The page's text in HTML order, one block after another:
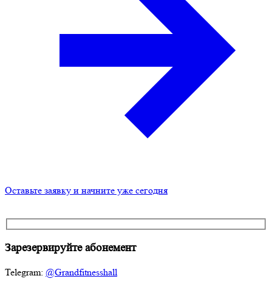
Оставьте заявку и начните уже сегодня
Зарезервируйтеабонемент
Telegram: @Grandfitnesshall